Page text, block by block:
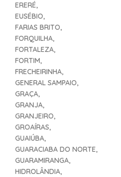
ERERÉ,
EUSÉBIO,
FARIAS BRITO,
FORQUILHA,
FORTALEZA,
FORTIM,
FRECHEIRINHA,
GENERAL SAMPAIO,
GRAÇA,
GRANJA,
GRANJEIRO,
GROAÍRAS,
GUAIÚBA,
GUARACIABA DO NORTE,
GUARAMIRANGA,
HIDROLÂNDIA,